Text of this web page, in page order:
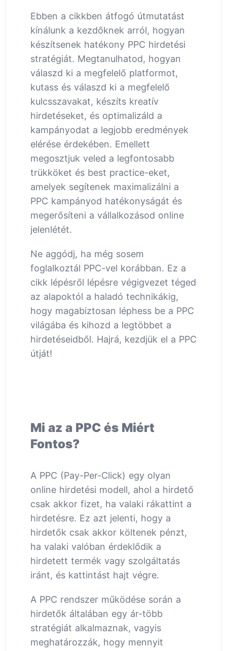
Ebben a cikkben átfogó útmutatást
kínálunk a kezdőknek arról, hogyan
készítsenek hatékony PPC hirdetési
stratégiát. Megtanulhatod, hogyan
válaszd ki a megfelelő platformot,
kutass és válaszd ki a megfelelő
kulcsszavakat, készíts kreatív
hirdetéseket, és optimalizáld a
kampányodat a legjobb eredmények
elérése érdekében. Emellett
megosztjuk veled a legfontosabb
trükköket és best practice-eket,
amelyek segítenek maximalizálni a
PPC kampányod hatékonyságát és
megerősíteni a vállalkozásod online
jelenlétét.
Ne aggódj, ha még sosem
foglalkoztál PPC-vel korábban. Ez a
cikk lépésről lépésre végigvezet téged
az alapoktól a haladó technikákig,
hogy magabiztosan léphess be a PPC
világába és kihozd a legtöbbet a
hirdetéseidből. Hajrá, kezdjük el a PPC
útját!
Mi az a PPC és Miért
Fontos?
A PPC (Pay-Per-Click) egy olyan
online hirdetési modell, ahol a hirdető
csak akkor fizet, ha valaki rákattint a
hirdetésre. Ez azt jelenti, hogy a
hirdetők csak akkor költenek pénzt,
ha valaki valóban érdeklődik a
hirdetett termék vagy szolgáltatás
iránt, és kattintást hajt végre.
A PPC rendszer működése során a
hirdetők általában egy ár-több
stratégiát alkalmaznak, vagyis
meghatározzák, hogy mennyit